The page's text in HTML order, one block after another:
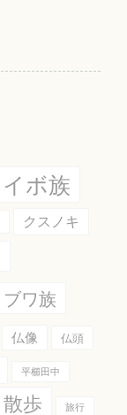
イボ族
クスノキ
ブワ族
仏像 仏頭
平櫛田中
散歩 旅行